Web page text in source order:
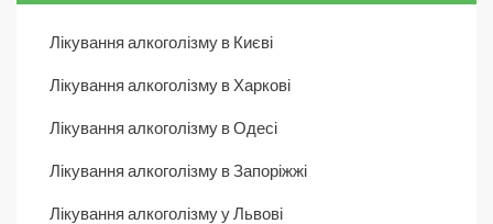
Лікування алкоголізму в Києві
Лікування алкоголізму в Харкові
Лікування алкоголізму в Одесі
Лікування алкоголізму в Запоріжжі
Лікування алкоголізму у Львові